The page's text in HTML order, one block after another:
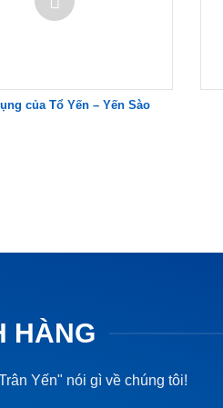
của Tổ Yến – Yến Sào
HÀNG
Yến" nói gì về chúng tôi!